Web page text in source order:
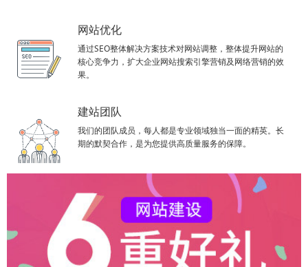
网站优化
通过SEO整体解决方案技术对网站调整，整体提升网站的
核心竞争力，扩大企业网站搜索引擎营销及网络营销的效
果。
建站团队
我们的团队成员，每人都是专业领域独当一面的精英。长
期的默契合作，是为您提供高质量服务的保障。